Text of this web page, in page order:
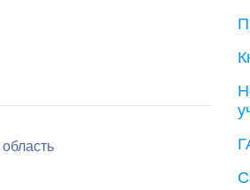
область